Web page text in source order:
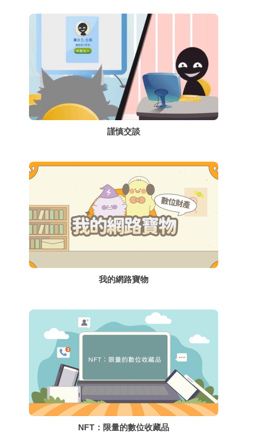
謹慎交談
我的網路寶物
NFT：限量的數位收藏品